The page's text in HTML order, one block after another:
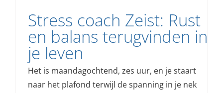
Stress coach Zeist: Rust
en balans terugvinden in
je leven
Het is maandagochtend, zes uur, en je staart
naar het plafond terwijl de spanning in je nek